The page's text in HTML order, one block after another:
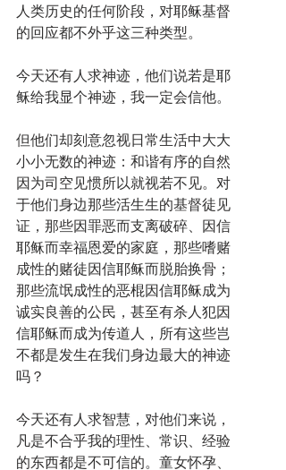
人类历史的任何阶段，对耶稣基督
的回应都不外乎这三种类型。
今天还有人求神迹，他们说若是耶
稣给我显个神迹，我一定会信他。
但他们却刻意忽视日常生活中大大
小小无数的神迹：和谐有序的自然
因为司空见惯所以就视若不见。对
于他们身边那些活生生的基督徒见
证，那些因罪恶而支离破碎、因信
耶稣而幸福恩爱的家庭，那些嗜赌
成性的赌徒因信耶稣而脱胎换骨；
那些流氓成性的恶棍因信耶稣成为
诚实良善的公民，甚至有杀人犯因
信耶稣而成为传道人，所有这些岂
不都是发生在我们身边最大的神迹
吗？
今天还有人求智慧，对他们来说，
凡是不合乎我的理性、常识、经验
的东西都是不可信的。童女怀孕、